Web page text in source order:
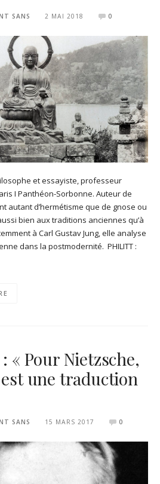
SANS 2 MAI 2018 0
et essayiste, professeur
I Panthéon-Sorbonne. Auteur de
autant d’hermétisme que de gnose ou
bien aux traditions anciennes qu’à
à Carl Gustav Jung, elle analyse
dans la postmodernité. PHILITT :
« Pour Nietzsche,
une traduction
SANS 15 MARS 2017 0